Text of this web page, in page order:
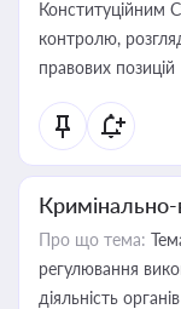
Конституційним
контролю,
правових позицій
Про що тема:
регулювання
діяльність